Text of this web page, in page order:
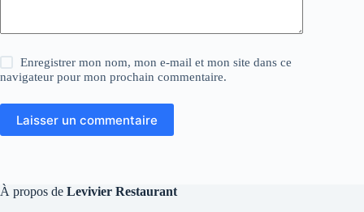
Enregistrer mon nom, mon e-mail et mon site dans ce
navigateur pour mon prochain commentaire.
Laisser un commentaire
À propos de Levivier Restaurant